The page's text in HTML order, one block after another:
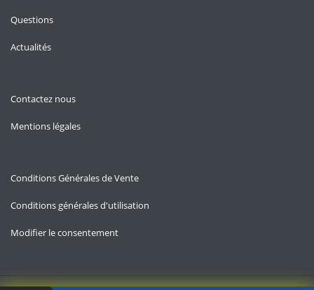
Questions
Actualités
Contactez nous
Mentions légales
Conditions Générales de Vente
Conditions générales d'utilisation
Modifier le consentement